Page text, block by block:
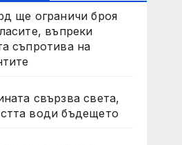
ще ограничи броя
въпреки
съпротива на
свързва света,
води бъдещето